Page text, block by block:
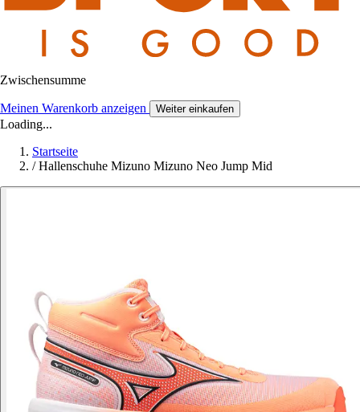
Zwischensumme
Meinen Warenkorb anzeigen Weiter einkaufen
Loading...
Startseite
/ Hallenschuhe Mizuno Mizuno Neo Jump Mid